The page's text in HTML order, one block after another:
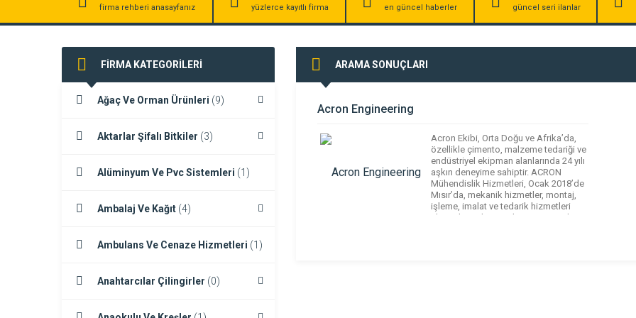
firma rehberi anasayfanız yüzlerce kayıtlı firma en güncel haberler güncel seri ilanlar
FİRMA KATEGORİLERİ
Ağaç Ve Orman Ürünleri (9)
Aktarlar Şifalı Bitkiler (3)
Alüminyum Ve Pvc Sistemleri (1)
Ambalaj Ve Kağıt (4)
Ambulans Ve Cenaze Hizmetleri (1)
Anahtarcılar Çilingirler (0)
ARAMA SONUÇLARI
Acron Engineering
Acron Ekibi, Orta Doğu ve Afrika’da,
özellikle çimento, malzeme tedariği ve
endüstriyel ekipman alanlarında 24 yılı
aşkın deneyime sahiptir. ACRON
Mühendislik Hizmetleri, Ocak 2018’de
Mısır’da, mekanik hizmetler, montaj,
işleme, imalat ve tedarik hizmetleri
alanında endüstriye hizmet vermek